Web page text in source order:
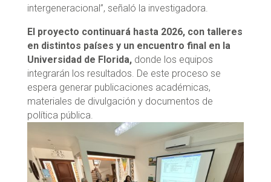
intergeneracional”, señaló la investigadora.
El proyecto continuará hasta 2026, con talleres
en distintos países y un encuentro final en la
Universidad de Florida,donde los equipos
integrarán los resultados. De este proceso se
espera generar publicaciones académicas,
materiales de divulgación y documentos de
política pública.